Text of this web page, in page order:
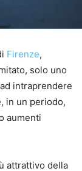
Firenze,
solo uno
intraprendere
in un periodo,
aumenti
attrattivo della